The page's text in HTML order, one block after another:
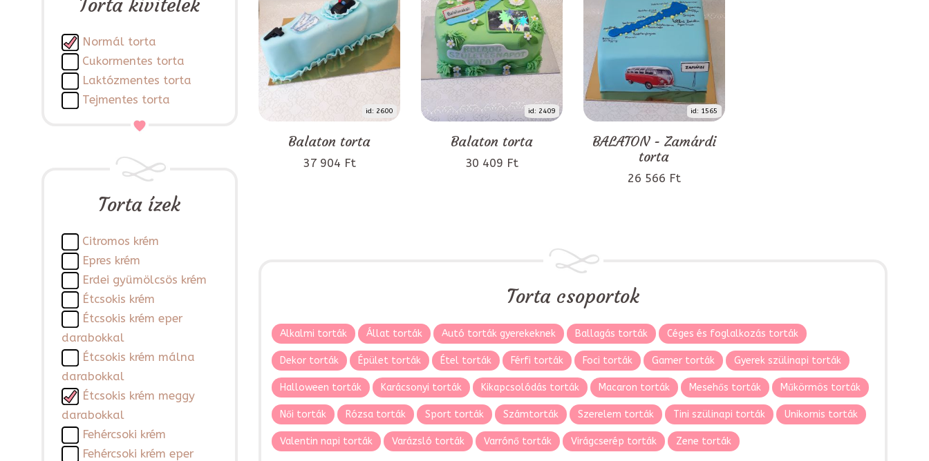
Torta kivitelek
Normál torta
Cukormentes torta
Laktózmentes torta
Tejmentes torta
Torta ízek
Citromos krém
Epres krém
Erdei gyümölcsös krém
Étcsokis krém
Étcsokis krém eper
darabokkal
Étcsokis krém málna
darabokkal
Étcsokis krém meggy
darabokkal
Fehércsoki krém
Fehércsoki krém eper
id: 2600
Balaton torta
37 904 Ft
id: 2409
Balaton torta
30 409 Ft
id: 1565
BALATON - Zamárdi
torta
26 566 Ft
Torta csoportok
Alkalmi torták Állat torták Autó torták gyerekeknek Ballagás torták Céges és foglalkozás torták
Dekor torták Épület torták Étel torták Férfi torták Foci torták Gamer torták Gyerek szülinapi torták
Halloween torták Karácsonyi torták Kikapcsolódás torták Macaron torták Mesehős torták Műkörmös torták
Női torták Rózsa torták Sport torták Számtorták Szerelem torták Tini szülinapi torták Unikornis torták
Valentin napi torták Varázsló torták Varrónő torták Virágcserép torták Zene torták